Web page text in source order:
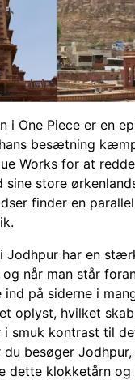
i One Piece er en
besætning
Works for at
sine store
finder en
Jodhpur har en
når man står
på siderne i
oplyst, hvilket
i smuk kontrast til
du besøger
dette klokketårn og